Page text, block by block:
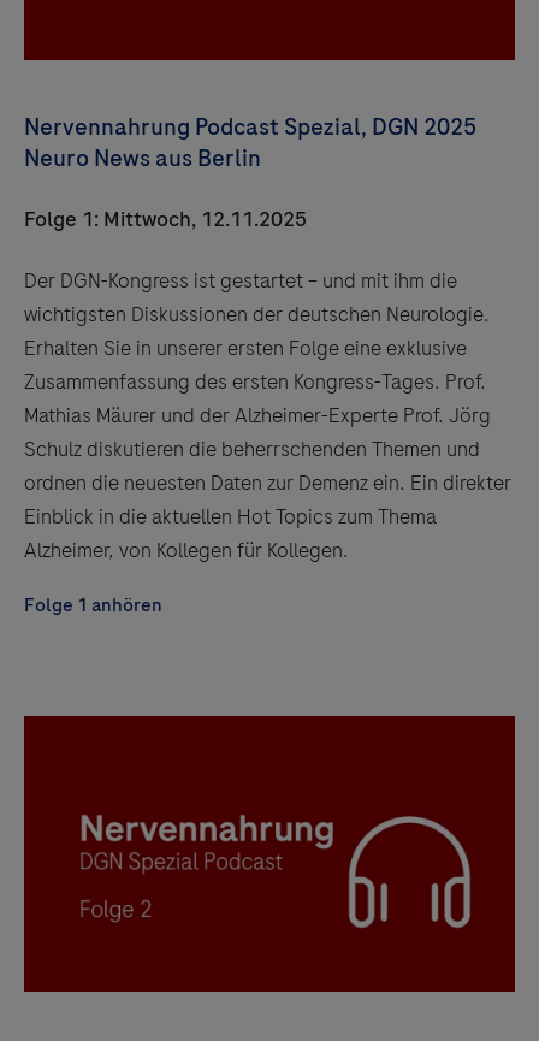
Nervennahrung Podcast Spezial, DGN 2025
Neuro News aus Berlin
Folge 1: Mittwoch, 12.11.2025
Der DGN-Kongress ist gestartet – und mit ihm die
wichtigsten Diskussionen der deutschen Neurologie.
Erhalten Sie in unserer ersten Folge eine exklusive
Zusammenfassung des ersten Kongress-Tages. Prof.
Mathias Mäurer und der Alzheimer-Experte Prof. Jörg
Schulz diskutieren die beherrschenden Themen und
ordnen die neuesten Daten zur Demenz ein. Ein direkter
Einblick in die aktuellen Hot Topics zum Thema
Alzheimer, von Kollegen für Kollegen.
Folge 1 anhören